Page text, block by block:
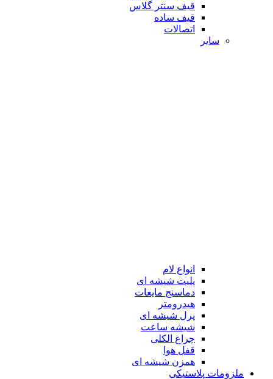
قیف سنتر گلاس
قیف ساده
اتصالات
سایر
انواع لام
پلیت شیشه ای
دماسنج مایعات
هیدرومتر
پرل شیشه ای
شیشه ساعت
چراغ الکلی
قفل هوا
همزن شیشه ای
ملزومات پلاستیکی